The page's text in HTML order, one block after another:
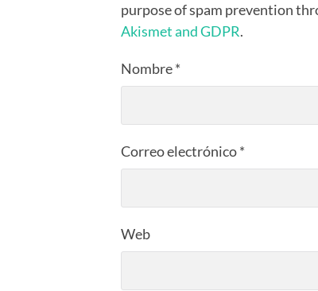
purpose of spam prevention
Akismet and GDPR.
Nombre*
Correo electrónico*
Web